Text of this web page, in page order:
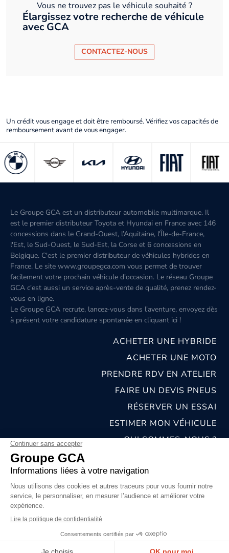
Vous ne trouvez pas le véhicule souhaité ?
Élargissez votre recherche de véhicule
avec GCA
CONTACTEZ-NOUS
Un crédit vous engage et doit être remboursé. Vérifiez vos capacités de
remboursement avant de vous engager.
Le Groupe GCA est un distributeur automobile multimarque. Il
est le premier distributeur Toyota et Hyundai en France avec 146
concessions dans le Grand-Ouest, l’Aquitaine, l'Île-de-France,
l'Est, le Sud-Ouest, le Sud-Est, la Corse et 6 concessions en
Belgique. C'est le premier distributeur de véhicules hybrides en
France. Le site www.groupegca.com vous permet de trouver
facilement votre prochain véhicule d'occasion. Le réseau Groupe
GCA c'est aussi un service après-vente de qualité, prenez rendez-
vous en ligne.
Le Groupe GCA recrute, lancez-vous dans l'aventure, envoyez dès
à présent votre candidature spontanée en cliquant ici !
ACHETER UNE HYBRIDE
ACHETER UNE MOTO
PRENDRE RDV EN ATELIER
FAIRE UN DEVIS PNEUS
RÉSERVER UN ESSAI
ESTIMER MON VÉHICULE
QUI SOMMES-NOUS ?
NOS CONCESSIONS & CARROSSERIES
MENTIONS LÉGALES
CONDITIONS GÉNÉRALES DE VENTE